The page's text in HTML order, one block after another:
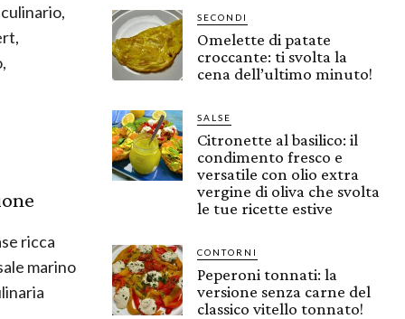
ricca
marino
SECONDI
Omelette di patate
croccante: ti svolta la
cena dell’ultimo minuto!
SALSE
Citronette al basilico: il
condimento fresco e
versatile con olio extra
vergine di oliva che svolta
le tue ricette estive
CONTORNI
Peperoni tonnati: la
versione senza carne del
classico vitello tonnato!